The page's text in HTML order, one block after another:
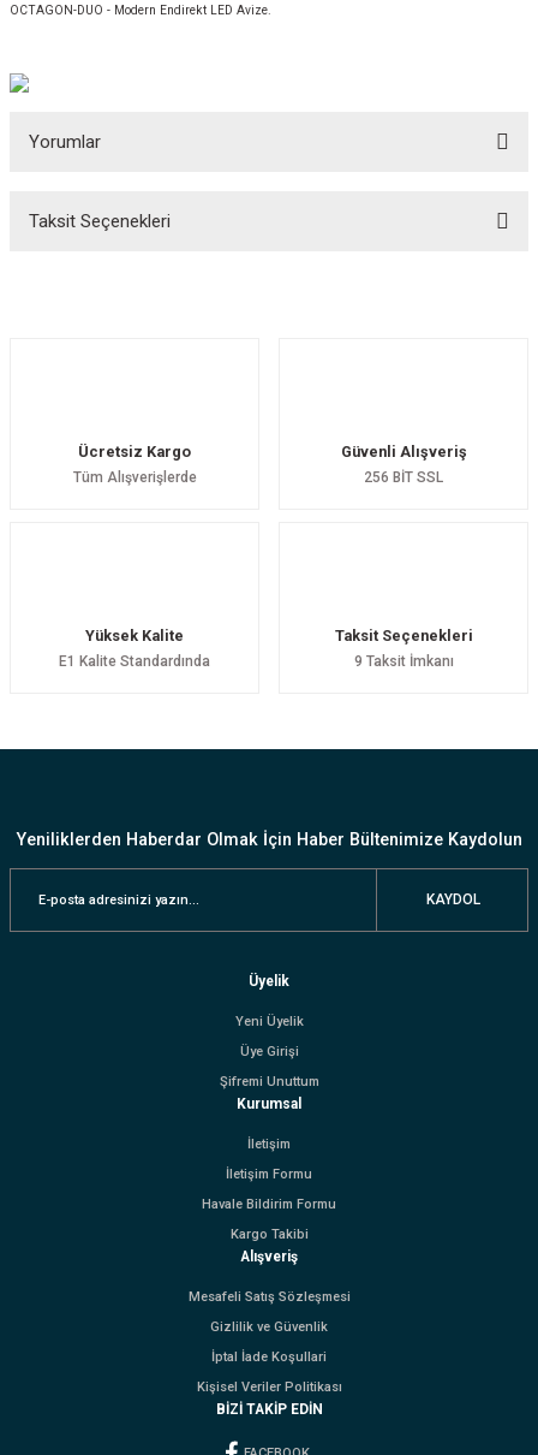
OCTAGON-DUO - Modern Endirekt LED Avize.
Yorumlar
Taksit Seçenekleri
Ücretsiz Kargo
Tüm Alışverişlerde
Güvenli Alışveriş
256 BİT SSL
Yüksek Kalite
E1 Kalite Standardında
Taksit Seçenekleri
9 Taksit İmkanı
Yeniliklerden Haberdar Olmak İçin Haber Bültenimize Kaydolun
KAYDOL
Üyelik
Yeni Üyelik
Üye Girişi
Şifremi Unuttum
Kurumsal
İletişim
İletişim Formu
Havale Bildirim Formu
Kargo Takibi
Alışveriş
Mesafeli Satış Sözleşmesi
Gizlilik ve Güvenlik
İptal İade Koşullari
Kişisel Veriler Politikası
BİZİ TAKİP EDİN